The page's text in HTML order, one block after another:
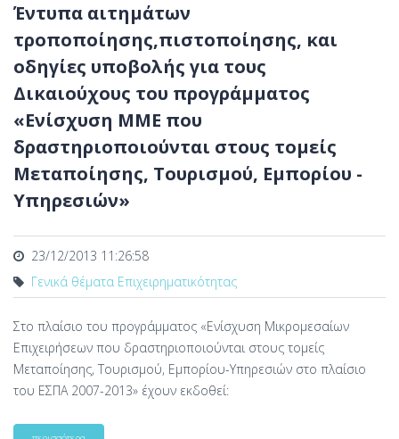
Έντυπα αιτημάτων
τροποποίησης,πιστοποίησης, και
οδηγίες υποβολής για τους
Δικαιούχους του προγράμματος
«Ενίσχυση ΜΜΕ που
δραστηριοποιούνται στους τομείς
Μεταποίησης, Τουρισμού, Εμπορίου -
Υπηρεσιών»
23/12/2013 11:26:58
Γενικά θέματα Επιχειρηματικότητας
Στο πλαίσιο του προγράμματος «Ενίσχυση Μικρομεσαίων
Επιχειρήσεων που δραστηριοποιούνται στους τομείς
Μεταποίησης, Τουρισμού, Εμπορίου-Υπηρεσιών στο πλαίσιο
του ΕΣΠΑ 2007-2013» έχουν εκδοθεί: